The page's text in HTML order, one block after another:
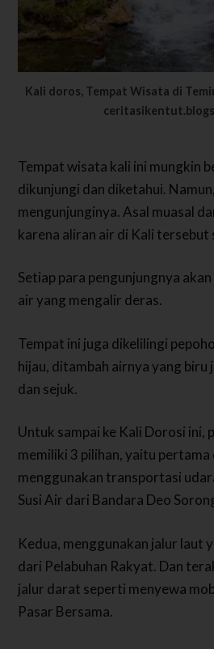
Kali doros, Tempat Wisata di
Tempat wisata kali ini mungkin
dikunjungi dan diketahui.
mengunjunginya. Asal muasal
karena aliran air di Kali tersebut
Setiap para pengunjungnya
air yang mengalir deras.
Tempat ini juga dikelilingi
hijau, ditambah airnya yang biru
dan sejuk.
Untuk sampai ke Kali Dorosi ini,
memiliki 3 pilihan, yaitu pertama
menggunakan transportasi
Susi Air dari Bandara Deo
Kedua, menggunakan jalur laut
dari Pelabuhan Rakyat. Dan
jalur darat seperti menyewa
Pasar Bersama.